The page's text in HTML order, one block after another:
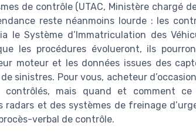
de contrôle (UTAC, Ministère chargé
reste néanmoins lourde : les
le Système d’Immatriculation des
les procédures évolueront, ils
moteur et les données issues des
sinistres. Pour vous, acheteur
contrôlés, mais quand et comment
radars et des systèmes de freinage
verbal de contrôle.